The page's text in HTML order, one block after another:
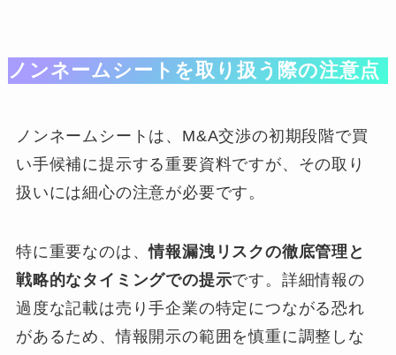
ノンネームシートを取り扱う際の注意点
ノンネームシートは、M&A交渉の初期段階で買
い手候補に提示する重要資料ですが、その取り
扱いには細心の注意が必要です。
特に重要なのは、情報漏洩リスクの徹底管理と
戦略的なタイミングでの提示です。詳細情報の
過度な記載は売り手企業の特定につながる恐れ
があるため、情報開示の範囲を慎重に調整しな